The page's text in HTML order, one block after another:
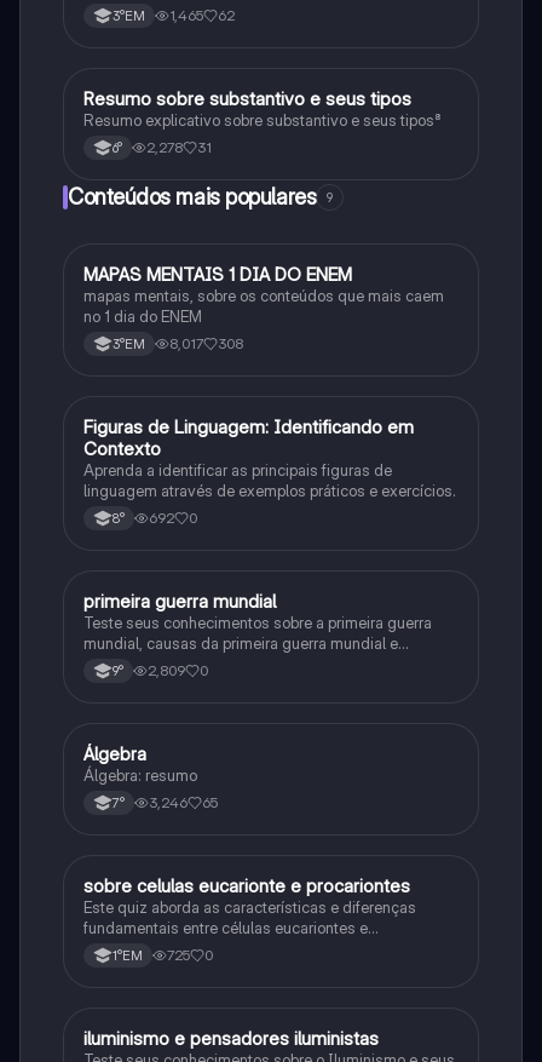
3°EM 1,465 62
Português
Resumo sobre substantivo e seus tipos
Resumo explicativo sobre substantivo e seus tipos⁸
6° 2,278 31
Conteúdos mais populares 9
Português
MAPAS MENTAIS 1 DIA DO ENEM
mapas mentais, sobre os conteúdos que mais caem
no 1 dia do ENEM
3°EM 8,017 308
FPortuguês
Figuras de Linguagem: Identificando em
Contexto
Aprenda a identificar as principais figuras de
linguagem através de exemplos práticos e exercícios.
8° 692 0
História
primeira guerra mundial
Teste seus conhecimentos sobre a primeira guerra
mundial, causas da primeira guerra mundial e
consequências da Primeira Guerra Mundial, fases da
primeira guerra mundial
9° 2,809 0
Matematica
Álgebra
Álgebra: resumo
7° 3,246 65
Biologia
sobre celulas eucarionte e procariontes
Este quiz aborda as características e diferenças
fundamentais entre células eucariontes e
procariontes.
1°EM 725 0
História
iluminismo e pensadores iluministas